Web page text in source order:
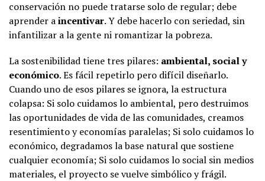
conservación no puede tratarse solo de regular; debe
aprender aincentivar. Y debe hacerlo con seriedad, sin
infantilizar a la gente ni romantizar la pobreza.
La sostenibilidad tiene tres pilares: ambiental, social y
económico. Es fácil repetirlo pero difícil diseñarlo.
Cuando uno de esos pilares se ignora, la estructura
colapsa: Si solo cuidamos lo ambiental, pero destruimos
las oportunidades de vida de las comunidades, creamos
resentimiento y economías paralelas; Si solo cuidamos lo
económico, degradamos la base natural que sostiene
cualquier economía; Si solo cuidamos lo social sin medios
materiales, el proyecto se vuelve simbólico y frágil.